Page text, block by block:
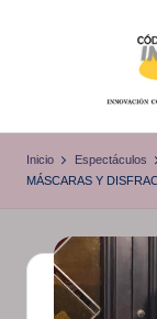
ó
i
g
o
noticias
Inicio Espectáculos
MÁSCARAS Y